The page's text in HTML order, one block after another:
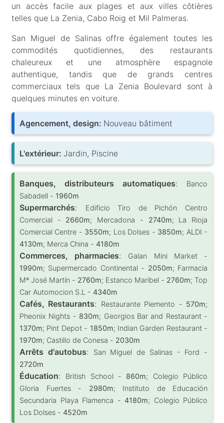
un accès facile aux plages et aux villes côtières
telles que La Zenia, Cabo Roig et Mil Palmeras.
San Miguel de Salinas offre également toutes les
commodités quotidiennes, des restaurants
chaleureux et une atmosphère espagnole
authentique, tandis que de grands centres
commerciaux tels que La Zenia Boulevard sont à
quelques minutes en voiture.
Agencement, design: Nouveau bâtiment
L'extérieur: Jardin, Piscine
Banques, distributeurs automatiques:
Banco
Sabadell - 1960m
Supermarchés:
Edificio Tiro de Pichón Centro
Comercial - 2660m; Mercadona - 2740m; La Rioja
Comercial Centre - 3550m; Los Dolses - 3850m; ALDI -
4130m; Merca China - 4180m
Commerces, pharmacies:
Galan Mini Market -
1990m; Supermercado Continental - 2050m; Farmacia
Mª José Martín - 2760m; Estanco Maribel - 2760m; Top
Car Automocion S.L - 4340m
Cafés, Restaurants: Restaurante Piemento - 570m;
Pheonix Nights - 830m; Georgios Bar and Restaurant -
1370m; Pint Depot - 1850m; Indian Garden Restaurant -
1970m; Castillo de Conesa - 2030m
Arrêts d'autobus:
San Miguel de Salinas - Ford -
2720m
Éducation: British School - 860m; Colegio Público
Gloria Fuertes - 2980m; Instituto de Educación
Secundaria Playa Flamenca - 4180m; Colegio Público
Los Dolses - 4520m